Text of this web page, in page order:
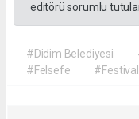
editörü sorumlu
#Didim Belediyesi
#Felsefe
#Festival